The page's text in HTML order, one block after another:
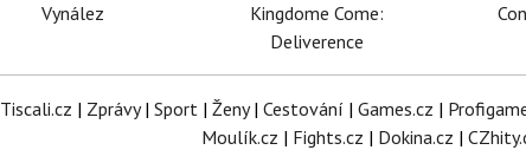
Vynález
Kingdome Come:
Deliverence
Tiscali.cz | Zprávy| Sport| Ženy| Cestování | Games.cz |
Moulík.cz | Fights.cz | Dokina.cz |